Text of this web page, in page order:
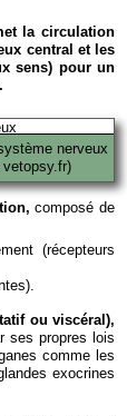
la circulation
central et les
sens) pour un
nerveux
composé de
(récepteurs
ou viscéral),
ses propres lois
comme les
exocrines